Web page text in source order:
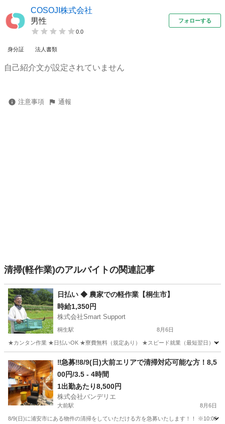
COSOJI株式会社
男性
0.0
フォローする
身分証 法人書類
自己紹介文が設定されていません
注意事項 通報
清掃(軽作業)のアルバイトの関連記事
日払い ◆ 農家での軽作業【桐生市】
時給1,350円
株式会社Smart Support
桐生駅 8月6日
★カンタン作業 ★日払いOK ★寮費無料（規定あり） ★スピード就業（最短翌日） ■
桐生駅 仕分け 雑草
‼️急募‼️8/9(日)大前エリアで清掃対応可能な方！8,5
00円/3.5 - 4時間
1出勤あたり8,500円
株式会社バンデリエ
大前駅 8月6日
8/9(日)に浦安市にある物件の清掃をしていただける方を急募いたします！！